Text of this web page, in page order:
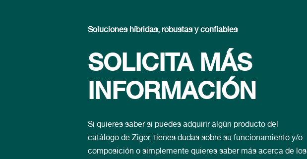
Soluciones híbridas, robustas y confiables
SOLICITA MÁS
INFORMACIÓN
Si quieres saber si puedes adquirir algún producto del
catálogo de Zigor, tienes dudas sobre su funcionamiento y/o
composición o simplemente quieres saber más acerca de los